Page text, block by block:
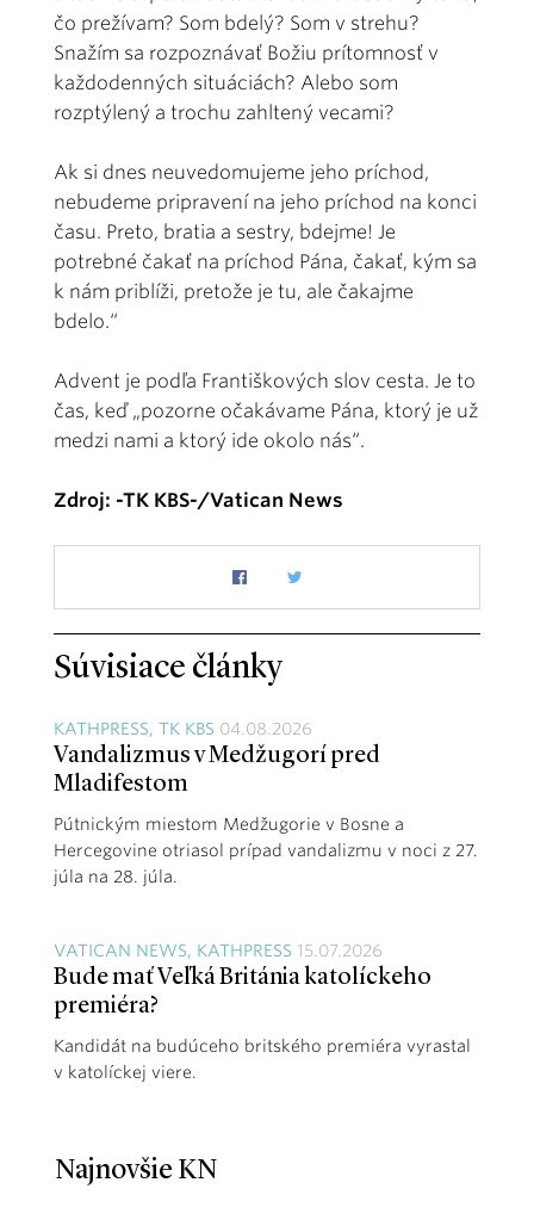
čo prežívam? Som bdelý? Som v strehu?
Snažím sa rozpoznávať Božiu prítomnosť v
každodenných situáciách? Alebo som
rozptýlený a trochu zahltený vecami?
Ak si dnes neuvedomujeme jeho príchod,
nebudeme pripravení na jeho príchod na konci
času. Preto, bratia a sestry, bdejme! Je
potrebné čakať na príchod Pána, čakať, kým sa
k nám priblíži, pretože je tu, ale čakajme
bdelo.“
Advent je podľa Františkových slov cesta. Je to
čas, keď „pozorne očakávame Pána, ktorý je už
medzi nami a ktorý ide okolo nás“.
Zdroj: -TK KBS-/Vatican News
Súvisiace články
KATHPRESS, TK KBS 04.08.2026
Vandalizmus v Medžugorí pred
Mladifestom
Pútnickým miestom Medžugorie v Bosne a
Hercegovine otriasol prípad vandalizmu v noci z 27.
júla na 28. júla.
VATICAN NEWS, KATHPRESS 15.07.2026
Bude mať Veľká Británia katolíckeho
premiéra?
Kandidát na budúceho britského premiéra vyrastal
v katolíckej viere.
Najnovšie KN